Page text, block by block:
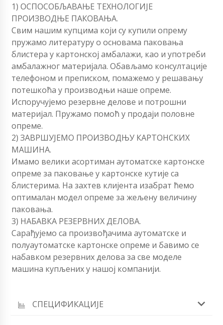
1) ОСПОСОБЉАВАЊЕ ТЕХНОЛОГИЈЕ
ПРОИЗВОДЊЕ ПАКОВАЊА.
Свим нашим купцима који су купили опрему
пружамо литературу о основама паковања
блистера у картонској амбалажи, као и употреби
амбалажног материјала. Обављамо консултације
телефоном и преписком, помажемо у решавању
потешкоћа у производњи наше опреме.
Испоручујемо резервне делове и потрошни
материјал. Пружамо помоћ у продаји половне
опреме.
2) ЗАВРШУЈЕМО ПРОИЗВОДЊУ КАРТОНСКИХ
МАШИНА.
Имамо велики асортиман аутоматске картонске
опреме за паковање у картонске кутије са
блистерима. На захтев клијента изабрат ћемо
оптималан модел опреме за жељену величину
паковања.
3) НАБАВКА РЕЗЕРВНИХ ДЕЛОВА.
Сарађујемо са произвођачима аутоматске и
полуаутоматске картонске опреме и бавимо се
набавком резервних делова за све моделе
машина купљених у нашој компанији.
СПЕЦИФИКАЦИЈЕ